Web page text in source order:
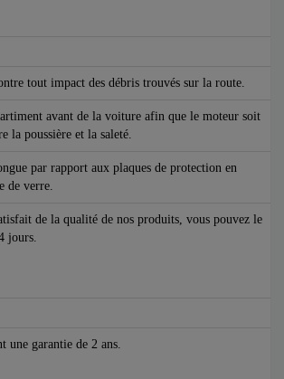
tout impact des débris trouvés sur la route.
avant de la voiture afin que le moteur soit
la poussière et la saleté.
par rapport aux plaques de protection en
de verre.
de la qualité de nos produits, vous pouvez le
jours.
une garantie de 2 ans.